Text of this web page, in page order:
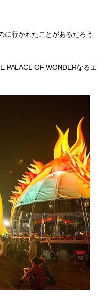
に行かれたことがあるだろう
PALACE OF WONDERなるエ